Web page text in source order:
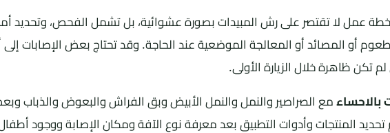
عمل لا تقتصر على رش المبيدات بصورة عشوائية، بل تشمل الفحص، وتحديد
أو المصائد أو المعالجة الموضعية عند الحاجة. وقد تحتاج بعض الإصابات
تكن ظاهرة خلال الزيارة الأولى.
مع الصراصير والنمل والنمل الأبيض وبق الفراش والبعوض والذباب
تحديد المنتجات وأدوات التطبيق بعد معرفة نوع الآفة ومكان الإصابة ووجود